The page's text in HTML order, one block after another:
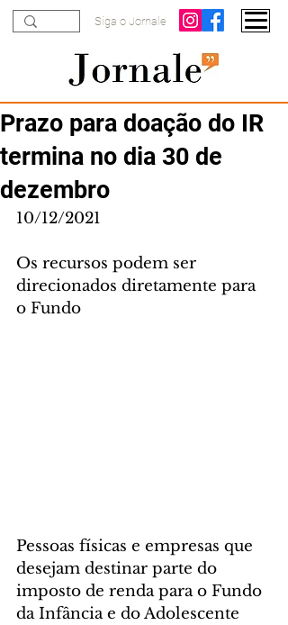
Siga o Jornale
Prazo para doação do IR
termina no dia 30 de
dezembro
10/12/2021
Os recursos podem ser
direcionados diretamente para
o Fundo
Pessoas físicas e empresas que
desejam destinar parte do
imposto de renda para o Fundo
da Infância e do Adolescente